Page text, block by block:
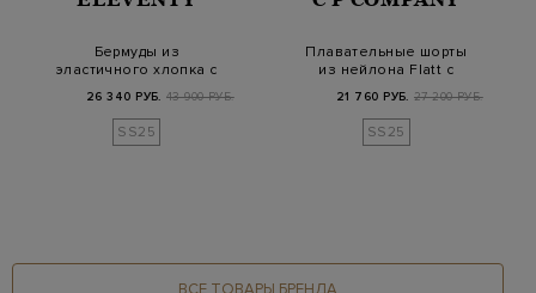
Бермуды из
эластичного хлопка с
26 340 РУБ. 43 900 РУБ.
SS25
Плавательные шорты
из нейлона Flatt с
21 760 РУБ. 27 200 РУБ.
SS25